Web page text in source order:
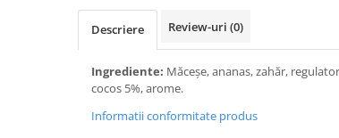
Descriere Review-uri (0)
Ingrediente: Măceșe, ananas, zahăr,
cocos 5%, arome.
Informatii conformitate produs